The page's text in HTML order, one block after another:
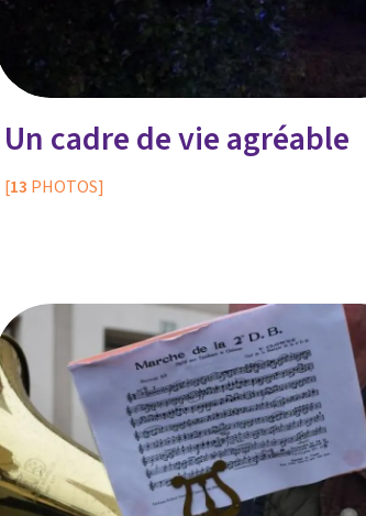
Un cadre de vie agréable
[13 PHOTOS]